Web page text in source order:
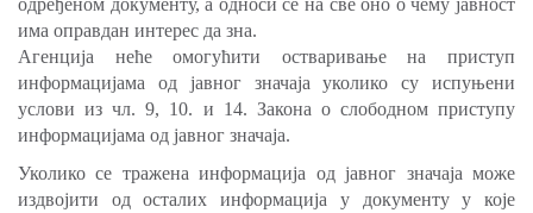
одређеном документу, а односи се на све оно о чему јавност
има оправдан интерес да зна.
Агенција неће омогућити остваривање на приступ
информацијама од јавног значаја уколико су испуњени
услови из чл. 9, 10. и 14. Закона о слободном приступу
информацијама од јавног значаја.
Уколико се тражена информација од јавног значаја може
издвојити од осталих информација у документу у које